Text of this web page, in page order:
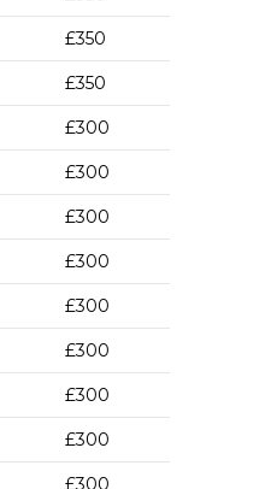
£350
£350
£300
£300
£300
£300
£300
£300
£300
£300
£300